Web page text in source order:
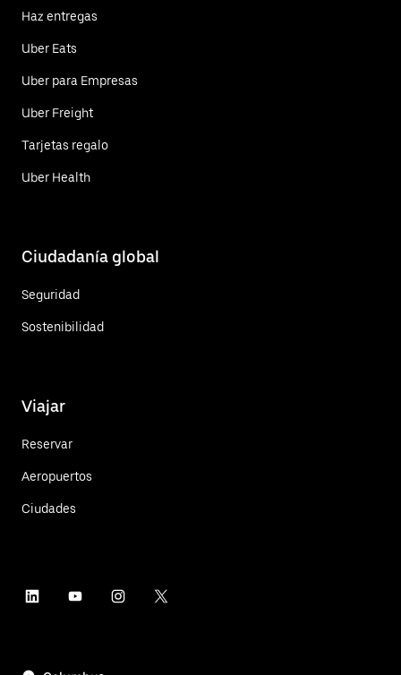
Haz entregas
Uber Eats
Uber para Empresas
Uber Freight
Tarjetas regalo
Uber Health
Ciudadanía global
Seguridad
Sostenibilidad
Viajar
Reservar
Aeropuertos
Ciudades